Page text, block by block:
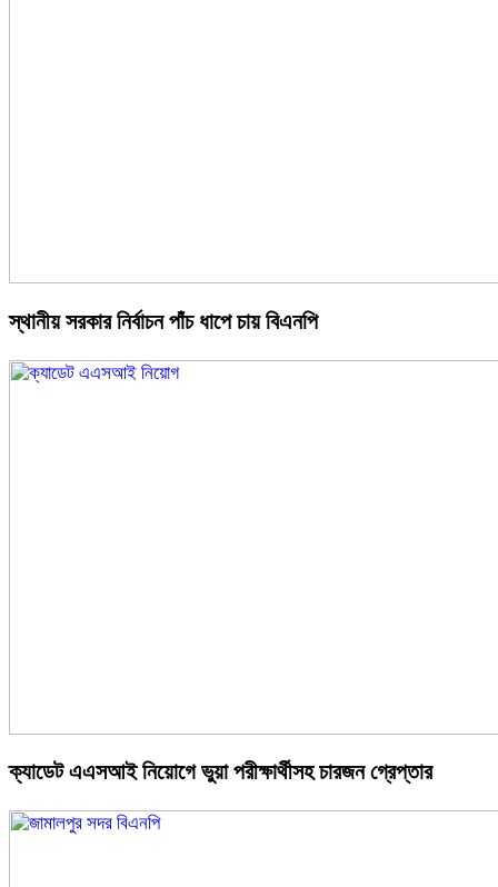
স্থানীয় সরকার নির্বাচন পাঁচ ধাপে চায় বিএনপি
ক্যাডেট এএসআই নিয়োগে ভুয়া পরীক্ষার্থীসহ চারজন গ্রেপ্তার